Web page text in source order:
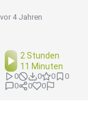
vor 4 Jahren
2 Stunden
11 Minuten
0 0 0
0
0
0 0